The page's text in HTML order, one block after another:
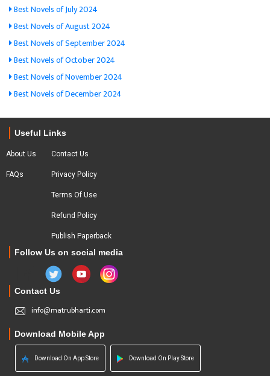
Best Novels of July 2024
Best Novels of August 2024
Best Novels of September 2024
Best Novels of October 2024
Best Novels of November 2024
Best Novels of December 2024
Useful Links
About Us
FAQs
Contact Us
Privacy Policy
Terms Of Use
Refund Policy
Publish Paperback
Follow Us on social media
Contact Us
info@matrubharti.com
Download Mobile App
Download On App Store Download On Play Store